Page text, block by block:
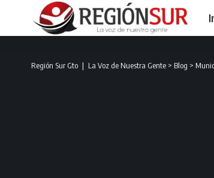
Región Sur Gto ❘ La Voz de Nuestra Gente > Blog >